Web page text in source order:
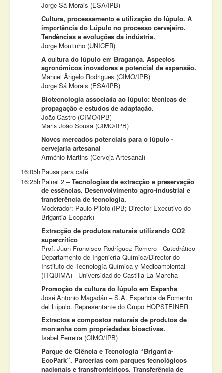
Jorge Sá Morais (ESA/IPB)
Cultura, processamento e utilização do lúpulo. A
importância do Lúpulo no processo cervejeiro.
Tendências e evoluções da indústria.
Jorge Moutinho (UNICER)
A cultura do lúpulo em Bragança. Aspectos
agronómicos inovadores e potencial de expansão.
Manuel Ângelo Rodrigues (CIMO/IPB)
Jorge Sá Morais (ESA/IPB)
Biotecnologia associada ao lúpulo: técnicas de
propagação e estudos de adaptação.
João Castro (CIMO/IPB)
Maria João Sousa (CIMO/IPB)
Novos mercados potenciais para o lúpulo -
cervejaria artesanal
Arménio Martins (Cerveja Artesanal)
16:05hPausa para café
16:25hPainel 2 –Tecnologias de extracção e preservação
de essências. Desenvolvimento agro-industrial e
transferência de tecnologia.
Moderador: Paulo Piloto (IPB; Director Executivo do
Brigantia-Ecopark)
Extracção de produtos naturais utilizando CO2
supercrítico
Prof. Juan Francisco Rodríguez Romero - Catedrático
Departamento de Ingeniería Química/Director do
Instituto de Tecnología Química y Medioambiental
(ITQUIMA) - Universidad de Castilla La Mancha
Promoção da cultura do lúpulo em Espanha
José Antonio Magadán – S.A. Española de Fomento
del Lúpulo. Representante do Grupo HOPSTEINER
Extractos e compostos naturais de produtos de
montanha com propriedades bioactivas.
Isabel Ferreira (CIMO/IPB)
Parque de Ciência e Tecnologia “Brigantia-
EcoPark”. Parcerias com parques tecnológicos
nacionais e transfronteiriços. Transferência de